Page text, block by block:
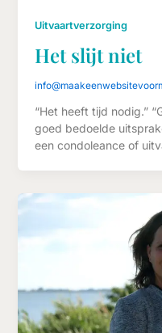
Uitvaartverzorging
Het slijt niet
“Het heeft tijd nodig.”
goed bedoelde
een condoleance of